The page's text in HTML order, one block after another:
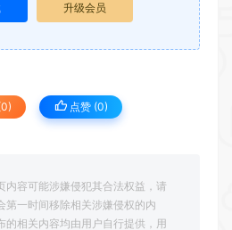
升级会员
点赞 (0)
内容可能涉嫌侵犯其合法权益，请
第一时间移除相关涉嫌侵权的内
的相关内容均由用户自行提供，用